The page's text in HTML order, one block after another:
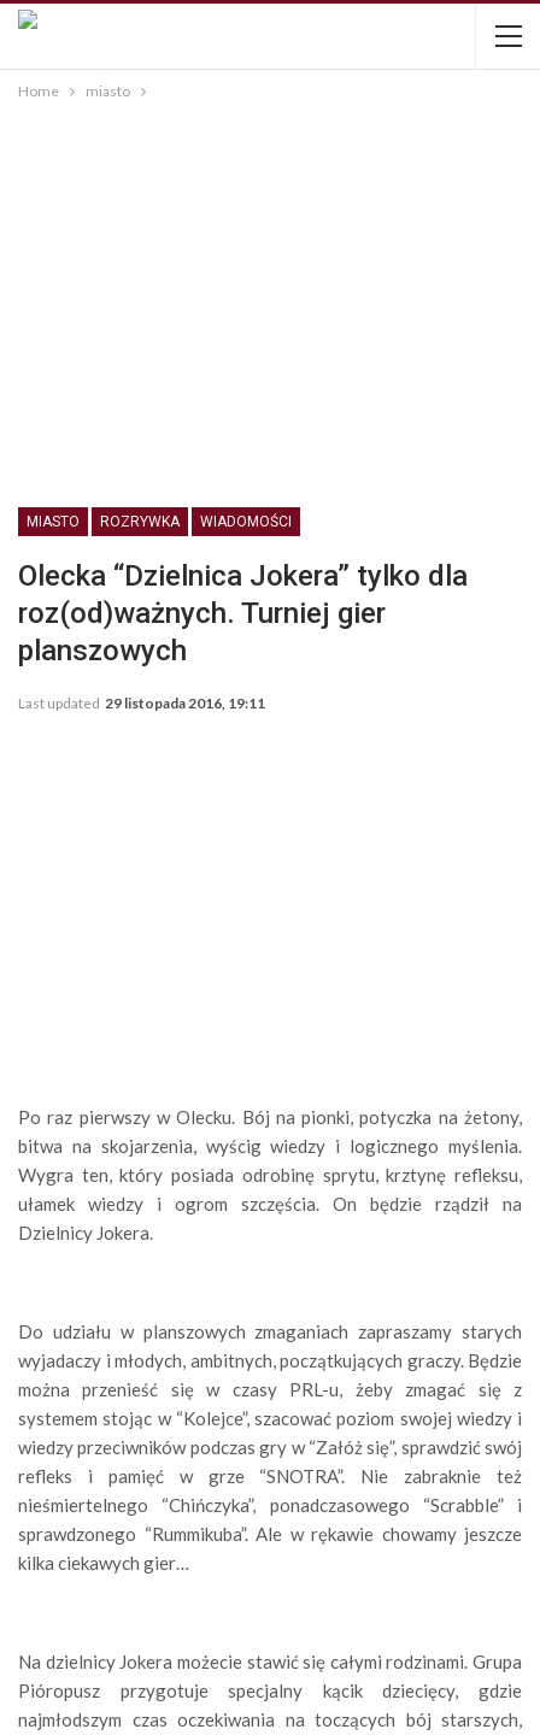
Home miasto
MIASTO ROZRYWKA WIADOMOŚCI
Olecka “Dzielnica Jokera” tylko dla
roz(od)ważnych. Turniej gier
planszowych
Last updated 29 listopada 2016, 19:11
Po raz pierwszy w Olecku. Bój na pionki, potyczka na żetony,
bitwa na skojarzenia, wyścig wiedzy i logicznego myślenia.
Wygra ten, który posiada odrobinę sprytu, krztynę refleksu,
ułamek wiedzy i ogrom szczęścia. On będzie rządził na
Dzielnicy Jokera.
Do udziału w planszowych zmaganiach zapraszamy starych
wyjadaczy i młodych, ambitnych, początkujących graczy. Będzie
można przenieść się w czasy PRL-u, żeby zmagać się z
systemem stojąc w “Kolejce”, szacować poziom swojej wiedzy i
wiedzy przeciwników podczas gry w “Załóż się”, sprawdzić swój
refleks i pamięć w grze “SNOTRA”. Nie zabraknie też
nieśmiertelnego “Chińczyka”, ponadczasowego “Scrabble” i
sprawdzonego “Rummikuba”. Ale w rękawie chowamy jeszcze
kilka ciekawych gier…
Na dzielnicy Jokera możecie stawić się całymi rodzinami. Grupa
Pióropusz przygotuje specjalny kącik dziecięcy, gdzie
najmłodszym czas oczekiwania na toczących bój starszych,